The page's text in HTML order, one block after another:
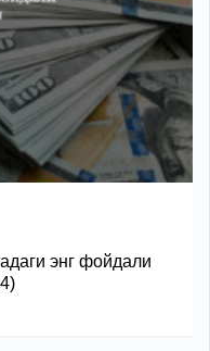
энг фойдали